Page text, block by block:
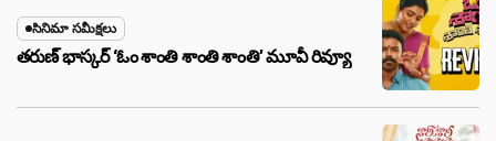
సినిమా సమీక్షలు
తరుణ్ భాస్కర్ ‘ఓం శాంతి శాంతి శాంతి’ మూవీ రివ్యూ